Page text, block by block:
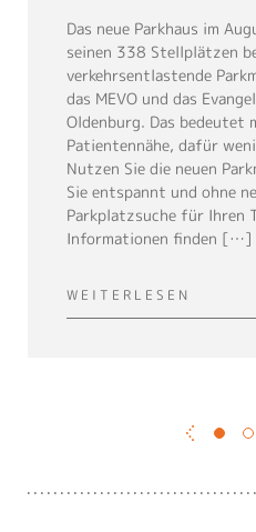
Das neue Parkhaus im
seinen 338 Stellplätzen
verkehrsentlastende
das MEVO und das
Oldenburg. Das bedeutet
Patientennähe, dafür
Nutzen Sie die neuen
Sie entspannt und ohne
Parkplatzsuche für Ihren
Informationen finden […]
WEITERLESEN
WEITERLESEN
WEITERLESEN